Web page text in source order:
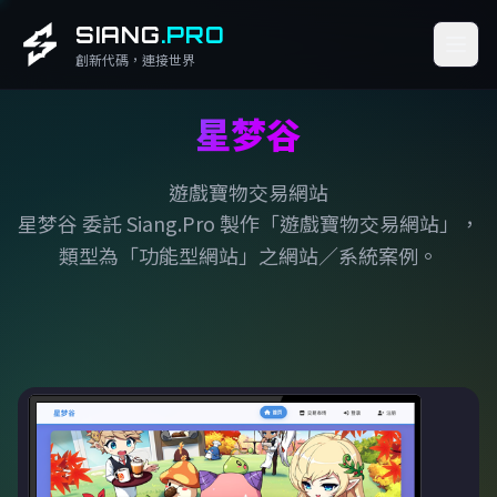
SIANG.PRO
創新代碼，連接世界
星梦谷
遊戲寶物交易網站
星梦谷 委託 Siang.Pro 製作「遊戲寶物交易網站」，
類型為「功能型網站」之網站／系統案例。